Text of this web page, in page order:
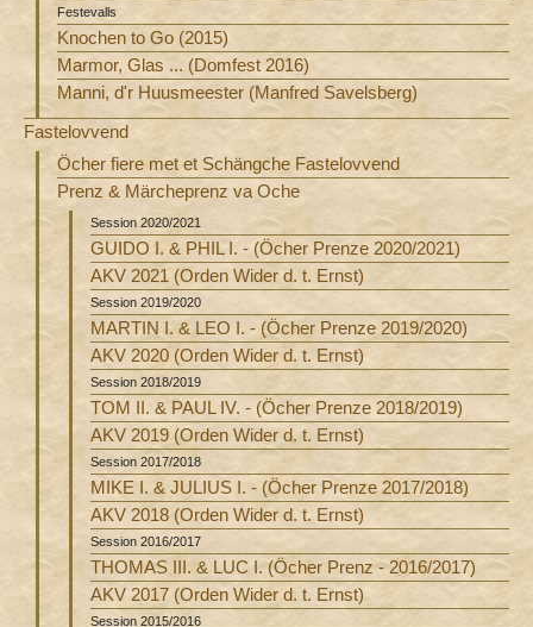
Festevalls
Knochen to Go (2015)
Marmor, Glas ... (Domfest 2016)
Manni, d'r Huusmeester (Manfred Savelsberg)
Fastelovvend
Öcher fiere met et Schängche Fastelovvend
Prenz & Märcheprenz va Oche
Session 2020/2021
GUIDO I. & PHIL I. - (Öcher Prenze 2020/2021)
AKV 2021 (Orden Wider d. t. Ernst)
Session 2019/2020
MARTIN I. & LEO I. - (Öcher Prenze 2019/2020)
AKV 2020 (Orden Wider d. t. Ernst)
Session 2018/2019
TOM II. & PAUL IV. - (Öcher Prenze 2018/2019)
AKV 2019 (Orden Wider d. t. Ernst)
Session 2017/2018
MIKE I. & JULIUS I. - (Öcher Prenze 2017/2018)
AKV 2018 (Orden Wider d. t. Ernst)
Session 2016/2017
THOMAS III. & LUC I. (Öcher Prenz - 2016/2017)
AKV 2017 (Orden Wider d. t. Ernst)
Session 2015/2016